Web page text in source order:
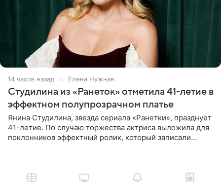
14 часов назад Елена Нужная
Студилина из «Ранеток» отметила 41-летие в
эффектном полупрозрачном платье
Янина Студилина, звезда сериала «Ранетки», празднует
41-летие. По случаю торжества актриса выложила для
поклонников эффектный ролик, который записали